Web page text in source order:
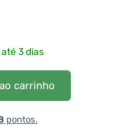
3 dias
carrinho
pontos.